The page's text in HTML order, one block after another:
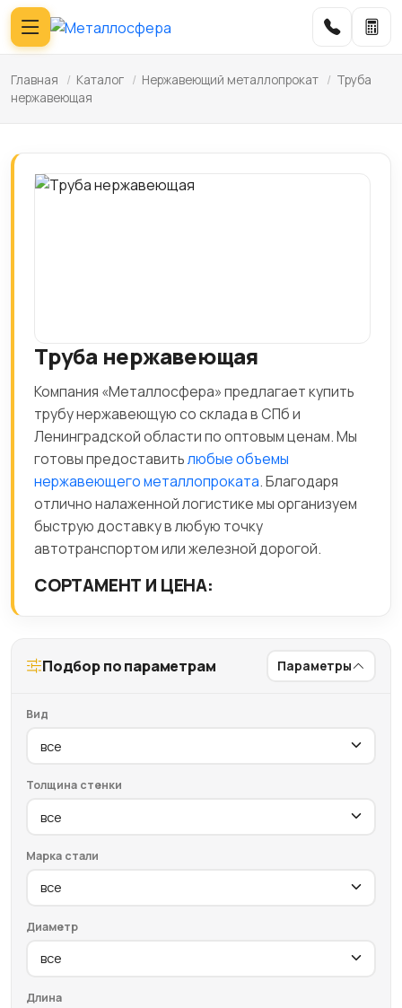
Главная / Каталог / Нержавеющий металлопрокат / Труба
нержавеющая
Труба нержавеющая
Компания «Металлосфера» предлагает купить
трубу нержавеющую со склада в СПб и
Ленинградской области по оптовым ценам. Мы
готовы предоставитьлюбые объемы
нержавеющего металлопроката. Благодаря
отлично налаженной логистике мы организуем
быструю доставку в любую точку
автотранспортом или железной дорогой.
СОРТАМЕНТ И ЦЕНА:
Подбор по параметрам Параметры
Вид
Толщина стенки
Марка стали
Диаметр
Длина